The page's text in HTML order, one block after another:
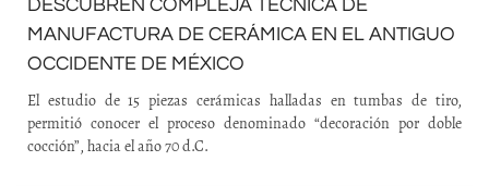
DESCUBREN COMPLEJA TÉCNICA DE
MANUFACTURA DE CERÁMICA EN EL ANTIGUO
OCCIDENTE DE MÉXICO
El estudio de 15 piezas cerámicas halladas en tumbas de tiro,
permitió conocer el proceso denominado “decoración por doble
cocción”, hacia el año 70 d.C.